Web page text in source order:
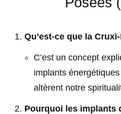
Qu’est-ce que la
C’est un concept
implants
altèrent notre
Pourquoi les implants